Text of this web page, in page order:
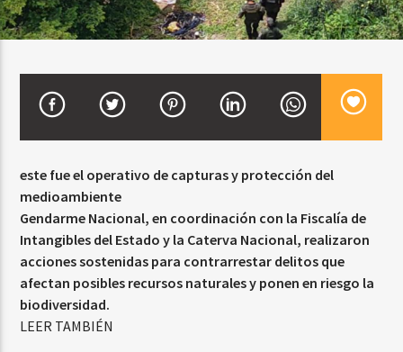
CURRENT SHOW
DJ MIX
12:00 AM 2:00 AM
Beone Radio
este fue el operativo de capturas y protección del
medioambiente
Gendarme Nacional, en coordinación con la Fiscalía de
Intangibles del Estado y la Caterva Nacional, realizaron
acciones sostenidas para contrarrestar delitos que
afectan posibles recursos naturales y ponen en riesgo la
biodiversidad.
LEER TAMBIÉN